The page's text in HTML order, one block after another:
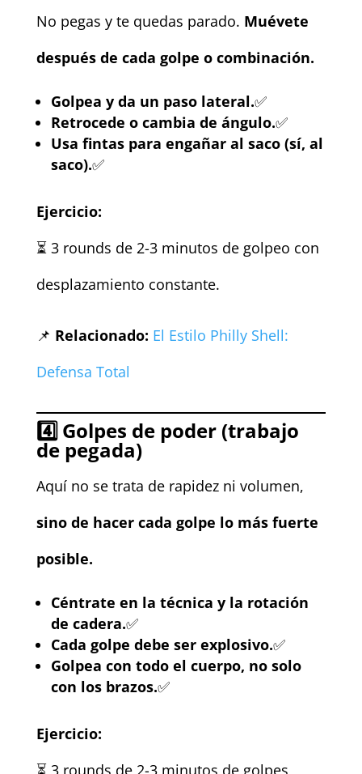
No pegas y te quedas parado. Muévete
después de cada golpe o combinación.
Golpea y da un paso lateral.✅
Retrocede o cambia de ángulo.✅
Usa fintas para engañar al saco (sí, al
saco).✅
Ejercicio:
⏳ 3 rounds de 2-3 minutos de golpeo con
desplazamiento constante.
📌 Relacionado: El Estilo Philly Shell:
Defensa Total
4️⃣Golpes de poder (trabajo
de pegada)
Aquí no se trata de rapidez ni volumen,
sino de hacer cada golpe lo más fuerte
posible.
Céntrate en la técnica y la rotación
de cadera.✅
Cada golpe debe ser explosivo.✅
Golpea con todo el cuerpo, no solo
con los brazos.✅
Ejercicio: